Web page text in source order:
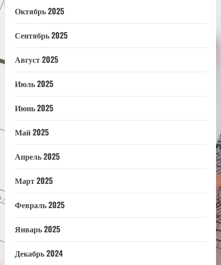
Октябрь 2025
Сентябрь 2025
Август 2025
Июль 2025
Июнь 2025
Май 2025
Апрель 2025
Март 2025
Февраль 2025
Январь 2025
Декабрь 2024